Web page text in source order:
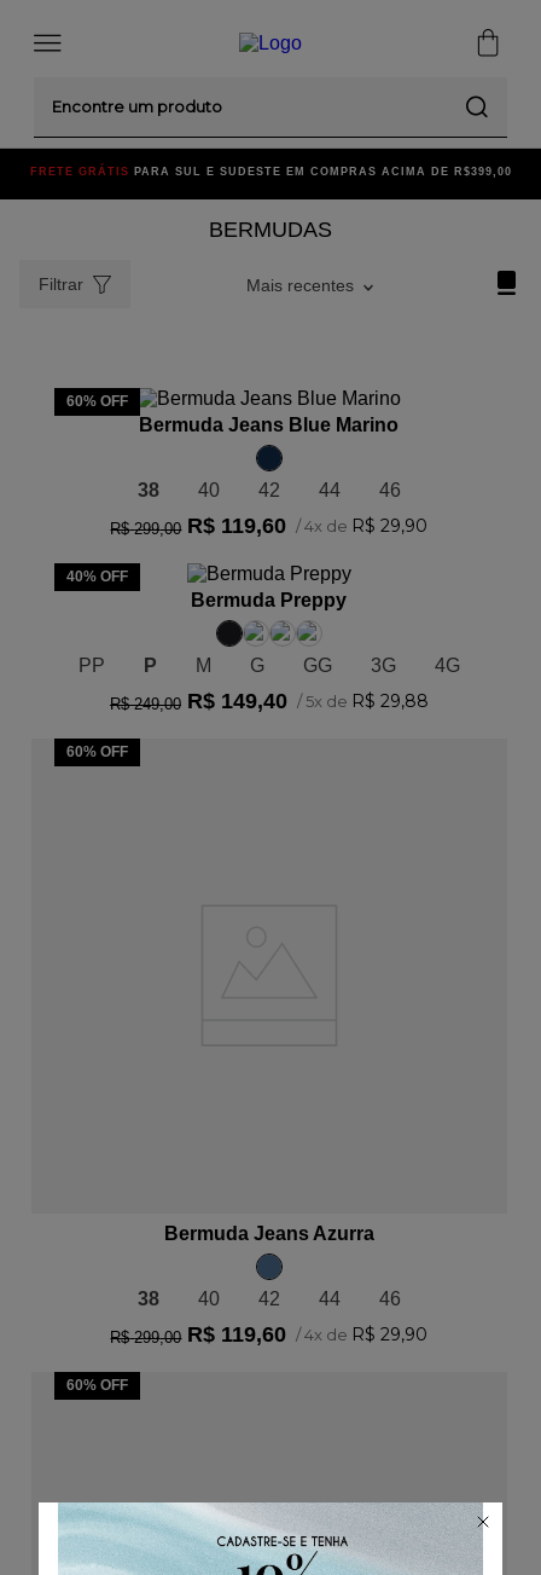
FRETE GRÁTIS PARA SUL E SUDESTE EM COMPRAS ACIMA DE R$399,00
BERMUDAS
Filtrar Mais recentes
60% OFF
Bermuda Jeans Blue Marino
38 40 42 44 46
R$ 299,00 R$ 119,60 /4x de R$ 29,90
40% OFF
ADICIONAR AO CARRINHO
Bermuda Preppy
PP P M G GG 3G 4G
R$ 249,00 R$ 149,40 /5x de R$ 29,88
60% OFF
Bermuda Jeans Azurra
38 40 42 44 46
R$ 299,00 R$ 119,60 /4x de R$ 29,90
60% OFF